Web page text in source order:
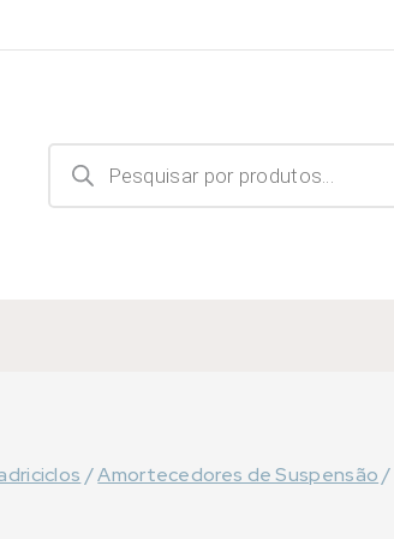
Products
search
/Amortecedores de Suspensão /